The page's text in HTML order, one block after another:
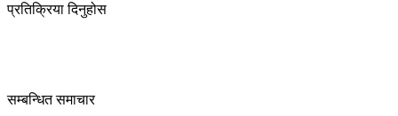
प्रतिक्रिया दिनुहोस
सम्बन्धित समाचार